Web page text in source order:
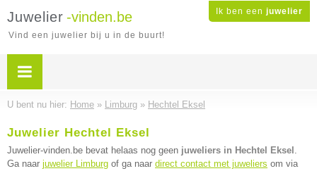
Ik ben een juwelier
Juwelier -vinden.be
Vind een juwelier bij u in de buurt!
U bent nu hier: Home » Limburg » Hechtel Eksel
Juwelier Hechtel Eksel
Juwelier-vinden.be bevat helaas nog geen juweliers in Hechtel Eksel .
Ga naar juwelier Limburg of ga naar direct contact met juweliers om via